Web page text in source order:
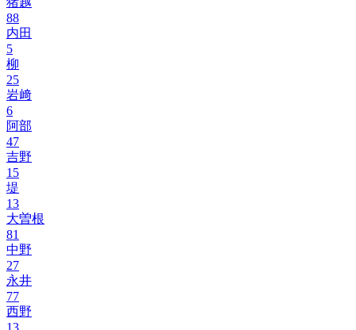
88
内田
5
柳
25
岩﨑
6
阿部
47
吉野
15
堤
13
大曽根
81
中野
27
永井
77
西野